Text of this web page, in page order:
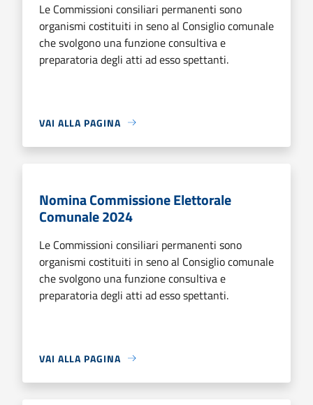
Le Commissioni consiliari permanenti sono
organismi costituiti in seno al Consiglio comunale
che svolgono una funzione consultiva e
preparatoria degli atti ad esso spettanti.
VAI ALLA PAGINA
Nomina Commissione Elettorale
Comunale 2024
Le Commissioni consiliari permanenti sono
organismi costituiti in seno al Consiglio comunale
che svolgono una funzione consultiva e
preparatoria degli atti ad esso spettanti.
VAI ALLA PAGINA